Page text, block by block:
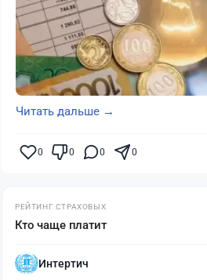
Читать дальше →
0 0 0 0
РЕЙТИНГ СТРАХОВЫХ
Кто чаще платит
Интертич